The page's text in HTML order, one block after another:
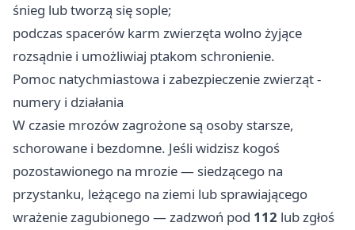
śnieg lub tworzą się sople;
podczas spacerów karm zwierzęta wolno żyjące
rozsądnie i umożliwiaj ptakom schronienie.
Pomoc natychmiastowa i zabezpieczenie zwierząt -
numery i działania
W czasie mrozów zagrożone są osoby starsze,
schorowane i bezdomne. Jeśli widzisz kogoś
pozostawionego na mrozie — siedzącego na
przystanku, leżącego na ziemi lub sprawiającego
wrażenie zagubionego — zadzwoń pod 112 lub zgłoś